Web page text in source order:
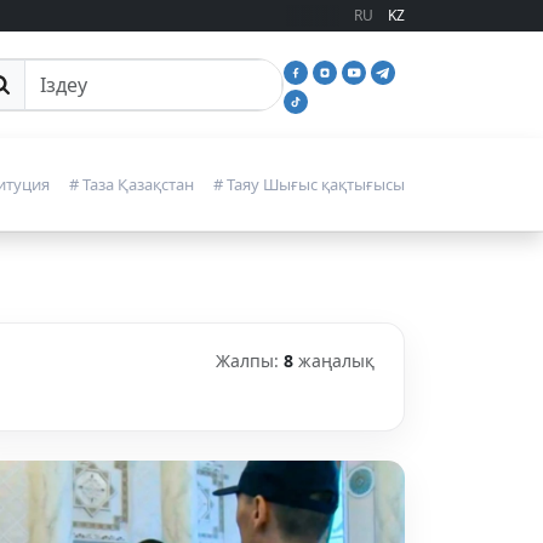
RU KZ
іздеу
# Таза Қазақстан # Таяу Шығыс қақтығысы
Жалпы: 8 жаңалық